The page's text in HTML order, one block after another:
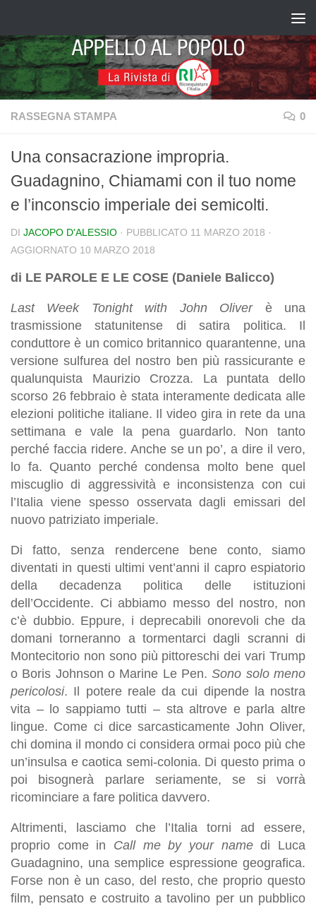
RASSEGNA STAMPA 0
Una consacrazione impropria.
Guadagnino, Chiamami con il tuo nome
e l’inconscio imperiale dei semicolti.
DI JACOPO D'ALESSIO · PUBBLICATO 11 MARZO 2018 ·
AGGIORNATO 10 MARZO 2018
di LE PAROLE E LE COSE (Daniele Balicco)
Last Week Tonight with John Oliverè una
trasmissione statunitense di satira politica. Il
conduttore è un comico britannico quarantenne, una
versione sulfurea del nostro ben più rassicurante e
qualunquista Maurizio Crozza. La puntata dello
scorso 26 febbraio è stata interamente dedicata alle
elezioni politiche italiane. Il video gira in rete da una
settimana e vale la pena guardarlo. Non tanto
perché faccia ridere. Anche se un po’, a dire il vero,
lo fa. Quanto perché condensa molto bene quel
miscuglio di aggressività e inconsistenza con cui
l’Italia viene spesso osservata dagli emissari del
nuovo patriziato imperiale.
Di fatto, senza rendercene bene conto, siamo
diventati in questi ultimi vent’anni il capro espiatorio
della decadenza politica delle istituzioni
dell’Occidente. Ci abbiamo messo del nostro, non
c’è dubbio. Eppure, i deprecabili onorevoli che da
domani torneranno a tormentarci dagli scranni di
Montecitorio non sono più pittoreschi dei vari Trump
o Boris Johnson o Marine Le Pen.Sono solo meno
pericolosi. Il potere reale da cui dipende la nostra
vita – lo sappiamo tutti – sta altrove e parla altre
lingue. Come ci dice sarcasticamente John Oliver,
chi domina il mondo ci considera ormai poco più che
un’insulsa e caotica semi-colonia. Di questo prima o
poi bisognerà parlare seriamente, se si vorrà
ricominciare a fare politica davvero.
Altrimenti, lasciamo che l’Italia torni ad essere,
proprio come in Call me by your namedi Luca
Guadagnino, una semplice espressione geografica.
Forse non è un caso, del resto, che proprio questo
film, pensato e costruito a tavolino per un pubblico